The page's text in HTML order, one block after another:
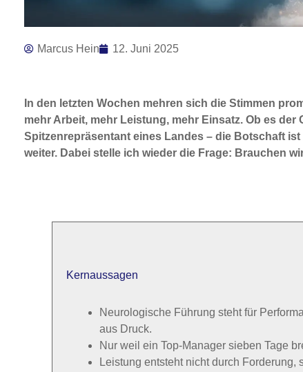
Marcus Hein 12. Juni 2025
In den letzten Wochen mehren sich die Stimmen
mehr Arbeit, mehr Leistung, mehr Einsatz. Ob es
Spitzenrepräsentant eines Landes – die Botschaft
weiter. Dabei stelle ich wieder die Frage: Brauchen
Kernaussagen
Neurologische Führung steht für
aus Druck.
Nur weil ein Top-Manager sieben Tage
Leistung entsteht nicht durch